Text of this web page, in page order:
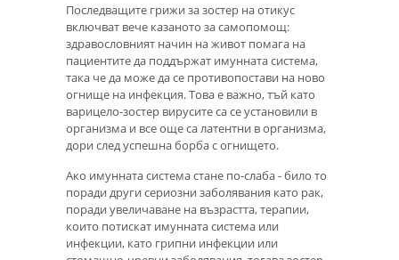
Последващите грижи за зостер на отикус
включват вече казаното за самопомощ:
здравословният начин на живот помага на
пациентите да поддържат имунната система,
така че да може да се противопостави на ново
огнище на инфекция. Това е важно, тъй като
варицело-зостер вирусите са се установили в
организма и все още са латентни в организма,
дори след успешна борба с огнището.
Ако имунната система стане по-слаба - било то
поради други сериозни заболявания като рак,
поради увеличаване на възрастта, терапии,
които потискат имунната система или
инфекции, като грипни инфекции или